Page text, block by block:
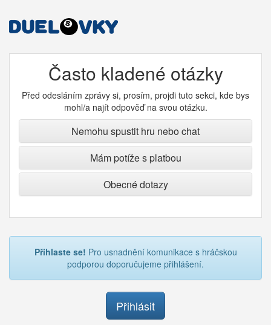
Často kladené otázky
Před odesláním zprávy si, prosím, projdi tuto sekci, kde bys
mohl/a najít odpověď na svou otázku.
Nemohu spustit hru nebo chat
Mám potíže s platbou
Obecné dotazy
Přihlaste se! Pro usnadnění komunikace s hráčskou
podporou doporučujeme přihlášení.
Přihlásit